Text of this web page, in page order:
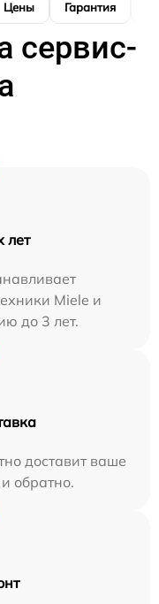
Цены Гарантия
сервис-
лет
Miele и
до 3 лет.
доставит ваше
обратно.